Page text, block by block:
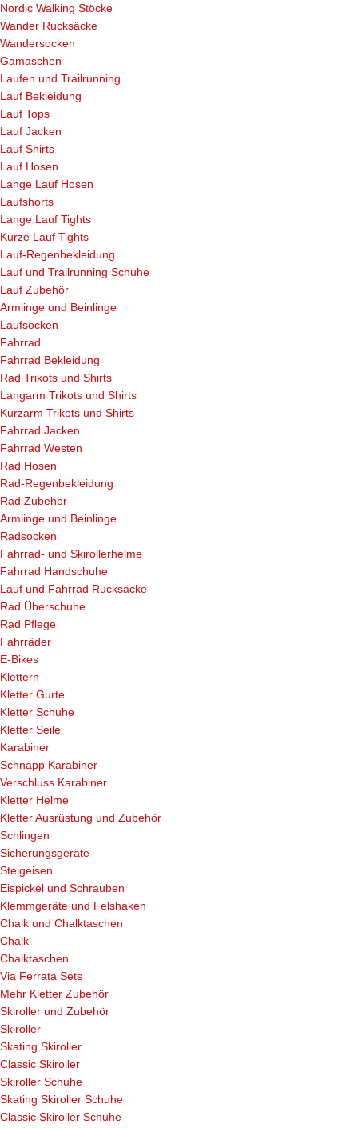
Nordic Walking Stöcke
Wander Rucksäcke
Wandersocken
Gamaschen
Laufen und Trailrunning
Lauf Bekleidung
Lauf Tops
Lauf Jacken
Lauf Shirts
Lauf Hosen
Lange Lauf Hosen
Laufshorts
Lange Lauf Tights
Kurze Lauf Tights
Lauf-Regenbekleidung
Lauf und Trailrunning Schuhe
Lauf Zubehör
Armlinge und Beinlinge
Laufsocken
Fahrrad
Fahrrad Bekleidung
Rad Trikots und Shirts
Langarm Trikots und Shirts
Kurzarm Trikots und Shirts
Fahrrad Jacken
Fahrrad Westen
Rad Hosen
Rad-Regenbekleidung
Rad Zubehör
Armlinge und Beinlinge
Radsocken
Fahrrad- und Skirollerhelme
Fahrrad Handschuhe
Lauf und Fahrrad Rucksäcke
Rad Überschuhe
Rad Pflege
Fahrräder
E-Bikes
Klettern
Kletter Gurte
Kletter Schuhe
Kletter Seile
Karabiner
Schnapp Karabiner
Verschluss Karabiner
Kletter Helme
Kletter Ausrüstung und Zubehör
Schlingen
Sicherungsgeräte
Steigeisen
Eispickel und Schrauben
Klemmgeräte und Felshaken
Chalk und Chalktaschen
Chalk
Chalktaschen
Via Ferrata Sets
Mehr Kletter Zubehör
Skiroller und Zubehör
Skiroller
Skating Skiroller
Classic Skiroller
Skiroller Schuhe
Skating Skiroller Schuhe
Classic Skiroller Schuhe